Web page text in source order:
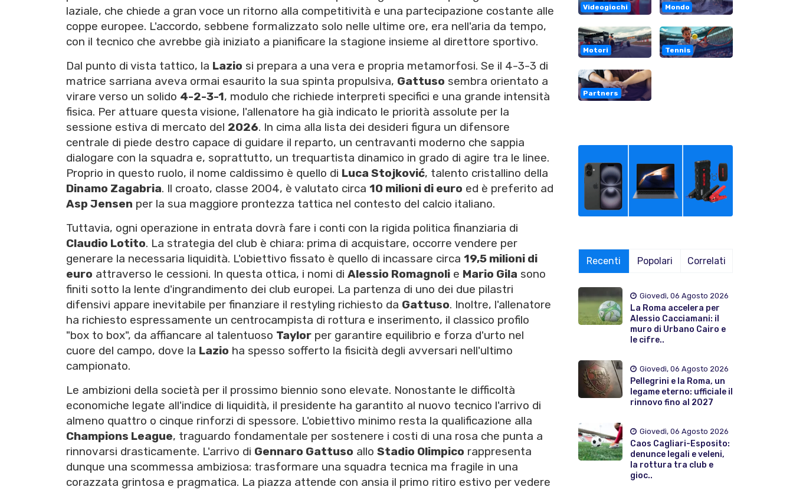
laziale, che chiede a gran voce un ritorno alla competitività e una partecipazione costante alle
coppe europee. L'accordo, sebbene formalizzato solo nelle ultime ore, era nell'aria da tempo,
con il tecnico che avrebbe già iniziato a pianificare la stagione insieme al direttore sportivo.
Dal punto di vista tattico, la Lazio si prepara a una vera e propria metamorfosi. Se il 4-3-3 di
matrice sarriana aveva ormai esaurito la sua spinta propulsiva, Gattuso sembra orientato a
virare verso un solido 4-2-3-1, modulo che richiede interpreti specifici e una grande intensità
fisica. Per attuare questa visione, l'allenatore ha già indicato le priorità assolute per la
sessione estiva di mercato del 2026. In cima alla lista dei desideri figura un difensore
centrale di piede destro capace di guidare il reparto, un centravanti moderno che sappia
dialogare con la squadra e, soprattutto, un trequartista dinamico in grado di agire tra le linee.
Proprio in questo ruolo, il nome caldissimo è quello di Luca Stojković, talento cristallino della
Dinamo Zagabria. Il croato, classe 2004, è valutato circa 10 milioni di euro ed è preferito ad
Asp Jensen per la sua maggiore prontezza tattica nel contesto del calcio italiano.
Tuttavia, ogni operazione in entrata dovrà fare i conti con la rigida politica finanziaria di
Claudio Lotito. La strategia del club è chiara: prima di acquistare, occorre vendere per
generare la necessaria liquidità. L'obiettivo fissato è quello di incassare circa 19,5 milioni di
euro attraverso le cessioni. In questa ottica, i nomi di Alessio Romagnoli e Mario Gila sono
finiti sotto la lente d'ingrandimento dei club europei. La partenza di uno dei due pilastri
difensivi appare inevitabile per finanziare il restyling richiesto da Gattuso. Inoltre, l'allenatore
ha richiesto espressamente un centrocampista di rottura e inserimento, il classico profilo
"box to box", da affiancare al talentuoso Taylor per garantire equilibrio e forza d'urto nel
cuore del campo, dove la Lazio ha spesso sofferto la fisicità degli avversari nell'ultimo
campionato.
Le ambizioni della società per il prossimo biennio sono elevate. Nonostante le difficoltà
economiche legate all'indice di liquidità, il presidente ha garantito al nuovo tecnico l'arrivo di
almeno quattro o cinque rinforzi di spessore. L'obiettivo minimo resta la qualificazione alla
Champions League, traguardo fondamentale per sostenere i costi di una rosa che punta a
rinnovarsi drasticamente. L'arrivo di Gennaro Gattuso allo Stadio Olimpico rappresenta
dunque una scommessa ambiziosa: trasformare una squadra tecnica ma fragile in una
corazzata grintosa e pragmatica. La piazza attende con ansia il primo ritiro estivo per vedere
Videogiochi Mondo
Motori Tennis
Partners
Recenti Popolari Correlati
Giovedì, 06 Agosto 2026
La Roma accelera per
Alessio Cacciamani: il
muro di Urbano Cairo e
le cifre..
Giovedì, 06 Agosto 2026
Pellegrini e la Roma, un
legame eterno: ufficiale il
rinnovo fino al 2027
Giovedì, 06 Agosto 2026
Caos Cagliari-Esposito:
denunce legali e veleni,
la rottura tra club e
gioc..